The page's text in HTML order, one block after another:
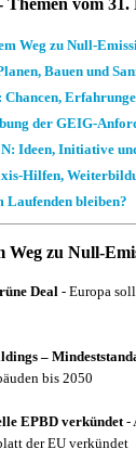
vom 31.
Weg zu Null-
Bauen und
Chancen,
der GEIG-
Ideen, Initiative
Hilfen,
Laufenden bleiben?
Weg zu Null-
Deal - Europa
–
bis 2050
EPBD verkündet-
der EU verkündet